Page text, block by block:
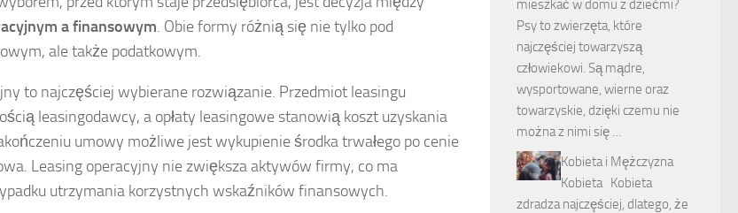
a finansowym. Obie formy różnią się nie tylko pod
ale także podatkowym.
to najczęściej wybierane rozwiązanie. Przedmiot leasingu
leasingodawcy, a opłaty leasingowe stanowią koszt uzyskania
umowy możliwe jest wykupienie środka trwałego po cenie
Leasing operacyjny nie zwiększa aktywów firmy, co ma
utrzymania korzystnych wskaźników finansowych.
mieszkać w domu z dziećmi?
Psy to zwierzęta, które
najczęściej towarzyszą
człowiekowi. Są mądre,
wysportowane, wierne oraz
towarzyskie, dzięki czemu nie
można z nimi się …
Kobieta i Mężczyzna
Kobieta Kobieta
zdradza najczęściej, dlatego, że